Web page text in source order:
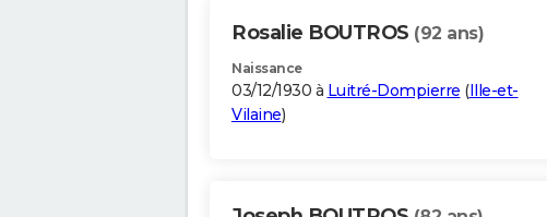
Rosalie BOUTROS (92 ans)
Naissance
03/12/1930 à Luitré-Dompierre (Ille-et-
Vilaine)